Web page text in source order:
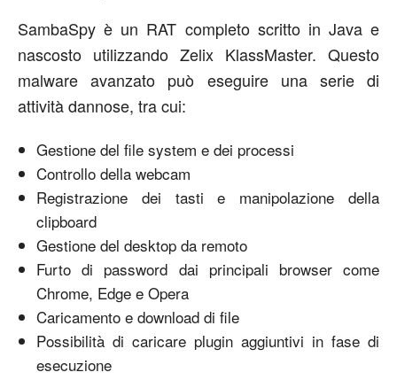
SambaSpy è un RAT completo scritto in Java e
nascosto utilizzando Zelix KlassMaster. Questo
malware avanzato può eseguire una serie di
attività dannose, tra cui:
Gestione del file system e dei processi
Controllo della webcam
Registrazione dei tasti e manipolazione della
clipboard
Gestione del desktop da remoto
Furto di password dai principali browser come
Chrome, Edge e Opera
Caricamento e download di file
Possibilità di caricare plugin aggiuntivi in fase di
esecuzione